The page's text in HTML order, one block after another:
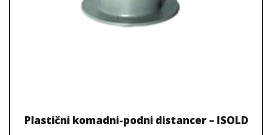
Plastični komadni-podni distancer – ISOLD